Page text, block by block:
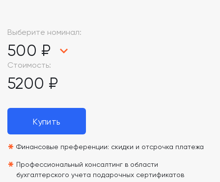
Выберите номинал:
500 ₽
Стоимость:
5200 ₽
Купить
* Финансовые преференции: скидки и отсрочка платежа
* Профессиональный консалтинг в области
бухгалтерского учета подарочных сертификатов